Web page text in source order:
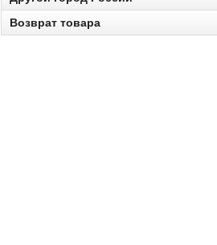
Возврат товара